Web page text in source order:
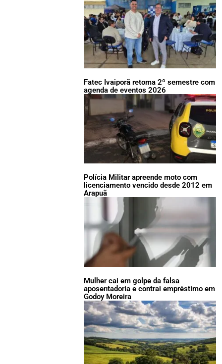
Fatec Ivaiporã retoma 2º semestre com
agenda de eventos 2026
Polícia Militar apreende moto com
licenciamento vencido desde 2012 em
Arapuã
Mulher cai em golpe da falsa
aposentadoria e contrai empréstimo em
Godoy Moreira